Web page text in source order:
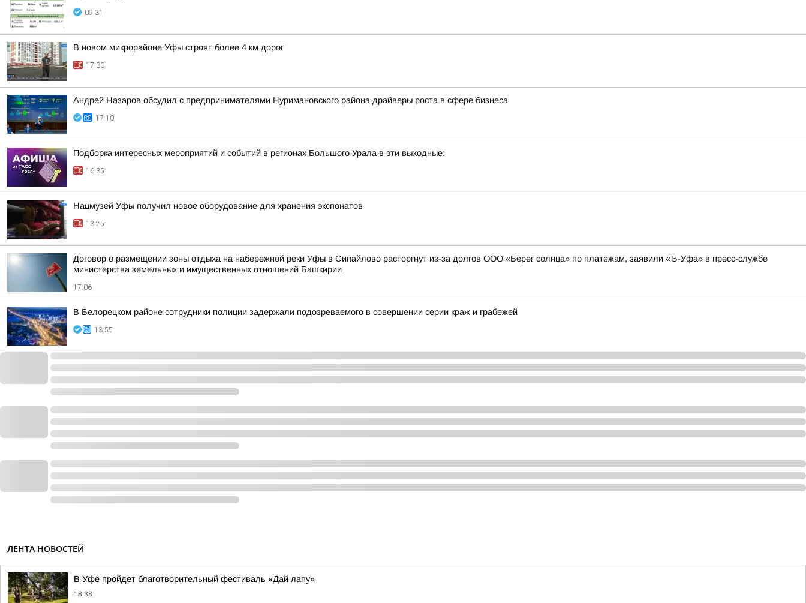
09:31
В новом микрорайоне Уфы строят более 4 км дорог
17:30
Андрей Назаров обсудил с предпринимателями Нуримановского района драйверы роста в сфере бизнеса
17:10
Подборка интересных мероприятий и событий в регионах Большого Урала в эти выходные:
16:35
Нацмузей Уфы получил новое оборудование для хранения экспонатов
13:25
Договор о размещении зоны отдыха на набережной реки Уфы в Сипайлово расторгнут из-за долгов ООО «Берег солнца» по платежам, заявили «Ъ-Уфа» в пресс-службе
министерства земельных и имущественных отношений Башкирии
17:06
В Белорецком районе сотрудники полиции задержали подозреваемого в совершении серии краж и грабежей
13:55
ЛЕНТА НОВОСТЕЙ
В Уфе пройдет благотворительный фестиваль «Дай лапу»
18:38